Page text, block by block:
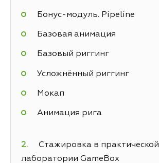
Бонус-модуль. Pipeline
Базовая анимация
Базовый риггинг
Усложнённый риггинг
Мокап
Анимация рига
Стажировка в практической
лаборатории GameBox